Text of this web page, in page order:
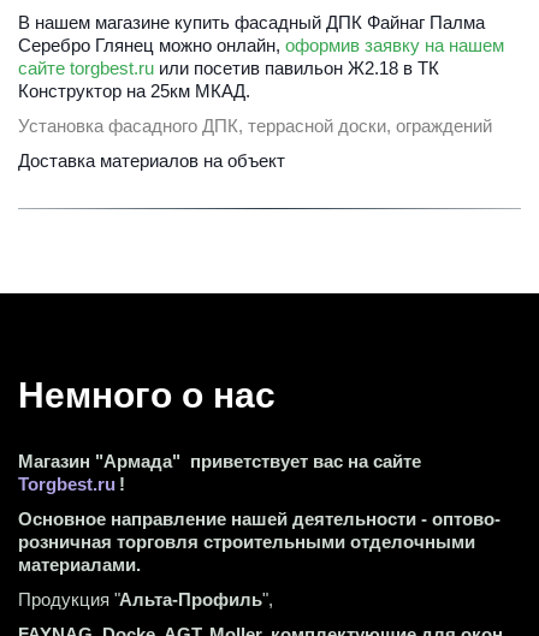
В нашем магазине купить фасадный ДПК Файнаг Палма
Серебро Глянец можно онлайн, оформив заявку на нашем
сайте torgbest.ru или посетив павильон Ж2.18 в ТК
Конструктор на 25км МКАД.
Установка фасадного ДПК, террасной доски, ограждений
Доставка материалов на объект
Немного о нас
Магазин "Армада"  приветствует вас на сайте
Torgbest.ru !
Основное направление нашей деятельности - оптово-
розничная торговля строительными отделочными
материалами.
Продукция "Альта-Профиль",